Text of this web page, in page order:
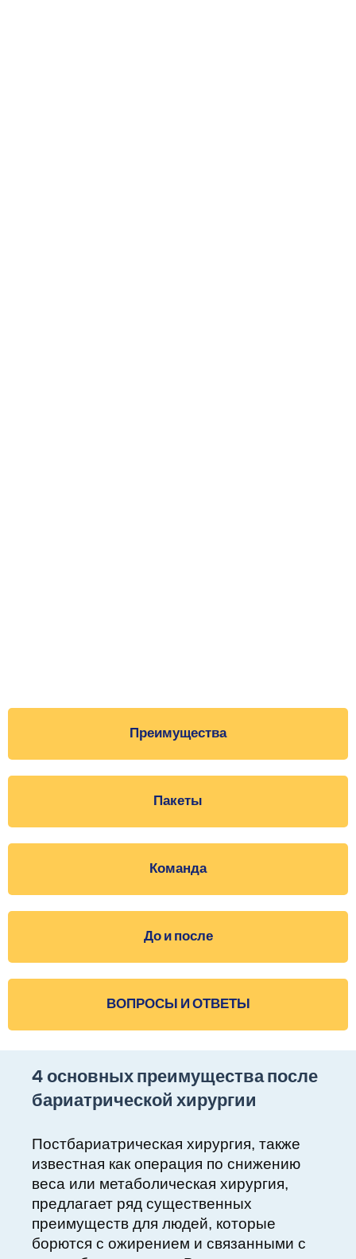
Преимущества
Пакеты
Команда
До и после
ВОПРОСЫ И ОТВЕТЫ
4 основных преимущества после
бариатрической хирургии
Постбариатрическая хирургия, также
известная как операция по снижению
веса или метаболическая хирургия,
предлагает ряд существенных
преимуществ для людей, которые
борются с ожирением и связанными с